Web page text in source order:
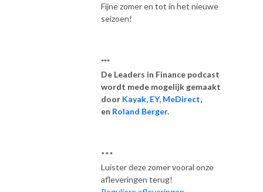
Fijne zomer en tot in het nieuwe
seizoen!
***
De Leaders in Finance podcast
wordt mede mogelijk gemaakt
door Kayak, EY, MeDirect,
en Roland Berger.
***
Luister deze zomer vooral onze
afleveringen terug!